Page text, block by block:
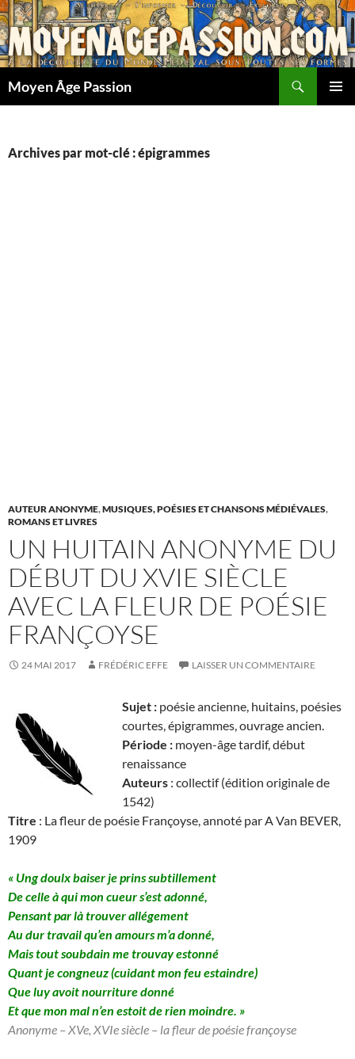
Aller
au
contenu
Moyen Âge Passion
Archives par mot-clé : épigrammes
AUTEUR ANONYME,MUSIQUES, POÉSIES ET CHANSONS MÉDIÉVALES,
ROMANS ET LIVRES
UN HUITAIN ANONYME DU
DÉBUT DU XVIE SIÈCLE
AVEC LA FLEUR DE POÉSIE
FRANÇOYSE
24 MAI 2017 FRÉDÉRIC EFFE LAISSER UN COMMENTAIRE
Sujet : poésie ancienne, huitains, poésies
courtes, épigrammes, ouvrage ancien.
Période : moyen-âge tardif, début
renaissance
Auteurs : collectif (édition originale de
1542)
Titre : La fleur de poésie Françoyse, annoté par A Van BEVER,
1909
« Ung doulx baiser je prins subtillement
De celle à qui mon cueur s’est adonné,
Pensant par là trouver allégement
Au dur travail qu’en amours m’a donné,
Mais tout soubdain me trouvay estonné
Quant je congneuz (cuidant mon feu estaindre)
Que luy avoit nourriture donné
Et que mon mal n’en estoit de rien moindre. »
Anonyme – XVe, XVIe siècle – la fleur de poésie françoyse